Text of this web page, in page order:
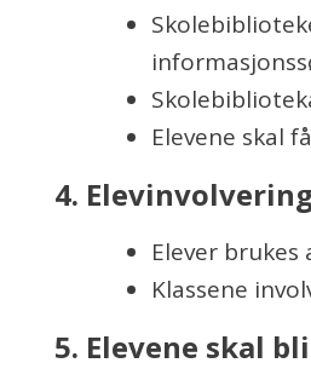
Elevene skal
4.
Elever
Klassene
5. Elevene skal